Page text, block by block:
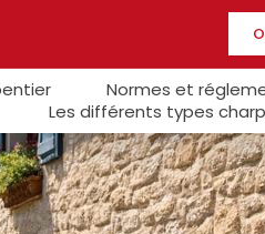
Normes et
Les différents types